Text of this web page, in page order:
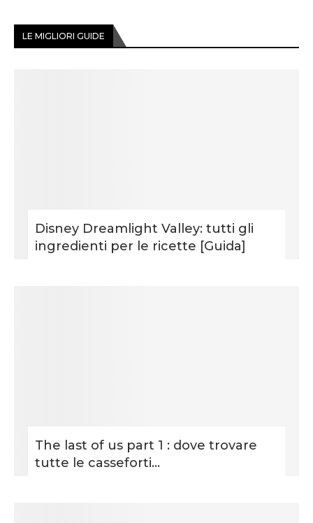
LE MIGLIORI GUIDE
Disney Dreamlight Valley: tutti gli
ingredienti per le ricette [Guida]
The last of us part 1 : dove trovare
tutte le casseforti...